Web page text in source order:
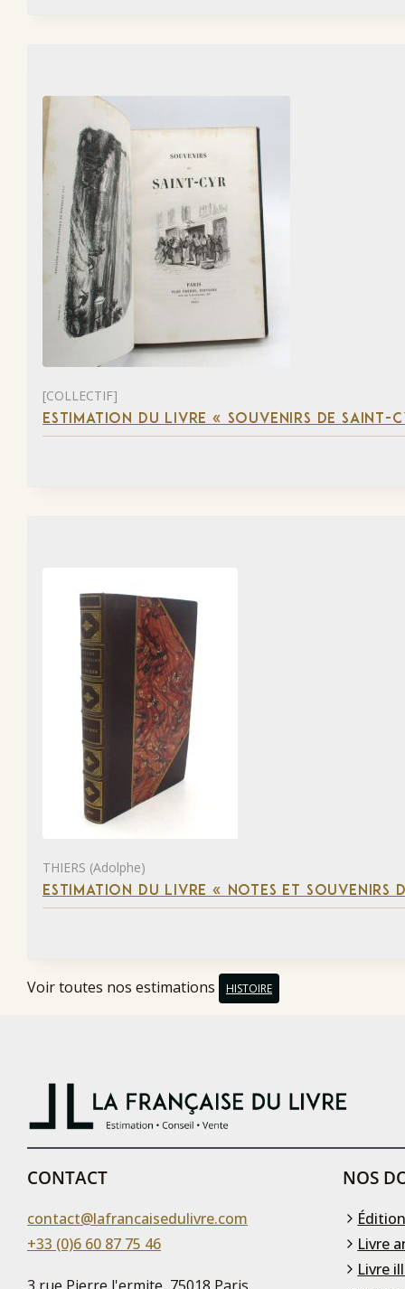
[COLLECTIF]
ESTIMATION DU LIVRE « SOUVENIRS DE SAINT-
THIERS (Adolphe)
ESTIMATION DU LIVRE « NOTES ET SOUVENIRS
Voir toutes nos estimations HISTOIRE
CONTACT
contact@lafrancaisedulivre.com
+33 (0)6 60 87 75 46
NOS
Livre
Livre